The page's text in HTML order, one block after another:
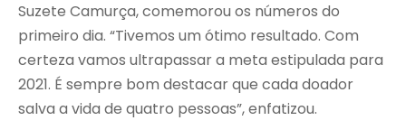
Suzete Camurça, comemorou os números do
primeiro dia. “Tivemos um ótimo resultado. Com
certeza vamos ultrapassar a meta estipulada para
2021. É sempre bom destacar que cada doador
salva a vida de quatro pessoas”, enfatizou.